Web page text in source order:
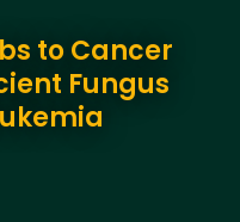
to Cancer
Fungus